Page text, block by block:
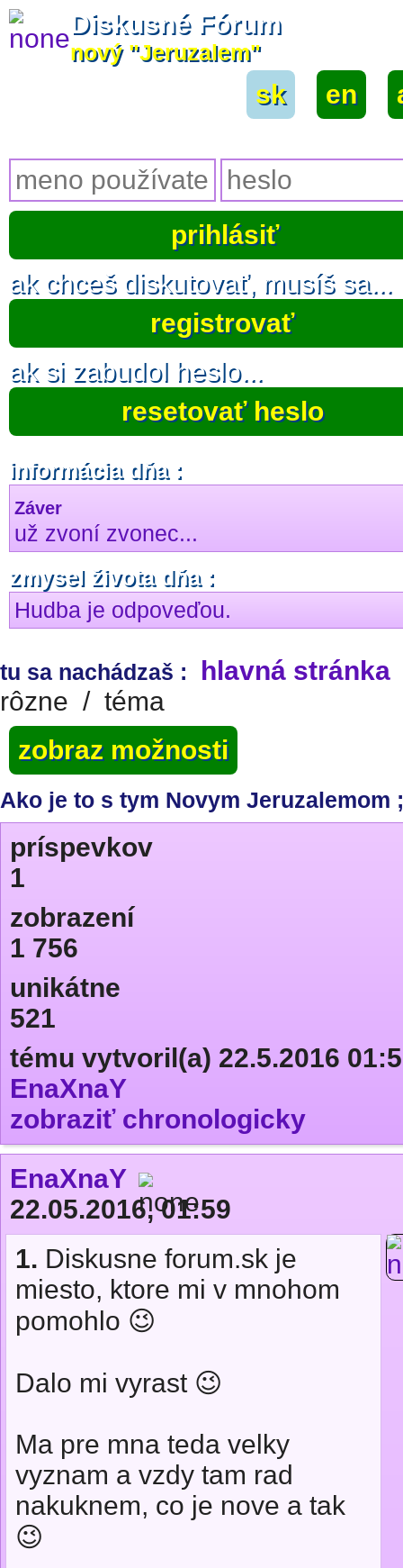
Diskusné Fórum
nový "Jeruzalem"
sk en
ak chceš diskutovať, musíš sa...
registrovať
ak si zabudol heslo...
resetovať heslo
informácia dňa :
Záver
už zvoní zvonec...
zmysel života dňa :
Hudba je odpoveďou.
tu sa nachádzaš : hlavná stránka
rôzne / téma
zobraz možnosti
Ako je to s tym Novym Jeruzalemom
príspevkov
1
zobrazení
1 756
unikátne
521
tému vytvoril(a) 22.5.2016
EnaXnaY
zobraziť chronologicky
EnaXnaY
22.05.2016, 01:59
1. Diskusne forum.sk je
miesto, ktore mi v mnohom
pomohlo 😉
Dalo mi vyrast 😉
Ma pre mna teda velky
vyznam a vzdy tam rad
nakuknem, co je nove a tak
😉